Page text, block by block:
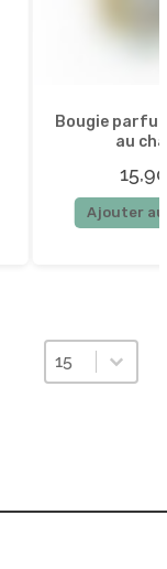
parfumée Goûter
au panier
Sélectionnez
15